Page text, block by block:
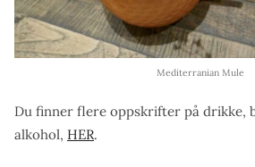
Mediterranian Mule
Du finner flere oppskrifter på drikke,
alkohol, HER.